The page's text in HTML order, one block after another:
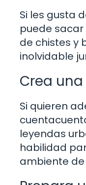
Si les gusta
puede
de chistes y
inolvidable
Crea
Si quieren
leyendas
habilidad
ambiente